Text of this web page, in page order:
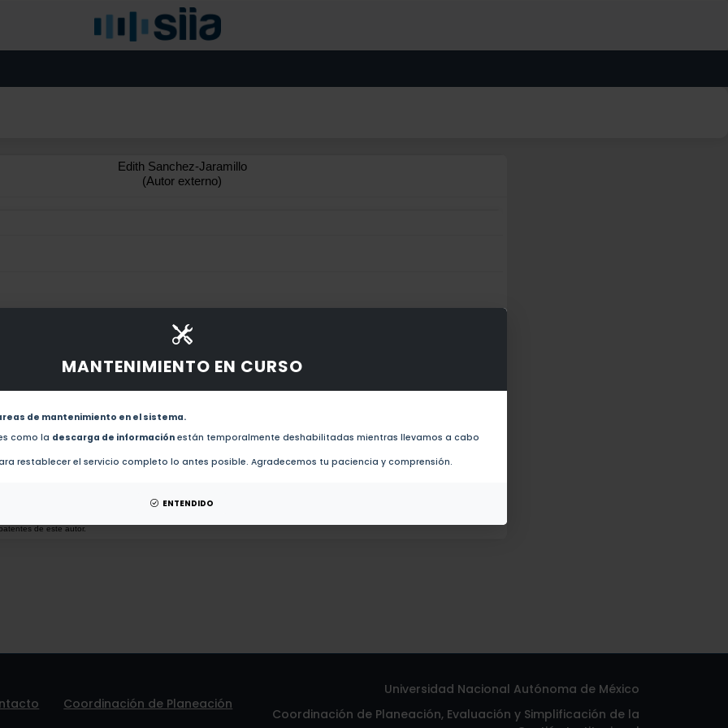
MANTENIMIENTO EN CURSO
de mantenimiento en el sistema.
como la descarga de información están temporalmente deshabilitadas mientras llevamos a cabo
restablecer el servicio completo lo antes posible. Agradecemos tu paciencia y comprensión.
ENTENDIDO
Edith Sanchez-Jaramillo
(Autor externo)
de este autor.
Tanycytes and the Control of Thyrotropin-Releasing Hormone Flux Into Portal Capillaries (2019)
de este autor.
Coordinación de Planeación
Universidad Nacional Autónoma de México
Coordinación de Planeación, Evaluación y Simplificación de la